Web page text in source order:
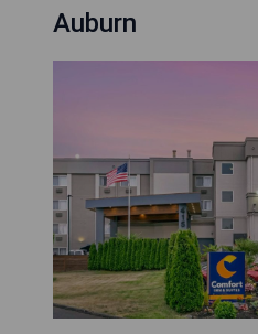
Auburn